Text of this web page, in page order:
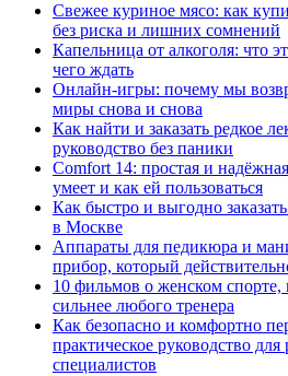
Свежее куриное мясо: как
без риска и лишних сомнений
Капельница от алкоголя: что
чего ждать
Онлайн-игры: почему мы
миры снова и снова
Как найти и заказать редкое
руководство без паники
Comfort 14: простая и
умеет и как ей пользоваться
Как быстро и выгодно
в Москве
Аппараты для педикюра и
прибор, который
10 фильмов о женском
сильнее любого тренера
Как безопасно и комфортно
практическое руководство
специалистов